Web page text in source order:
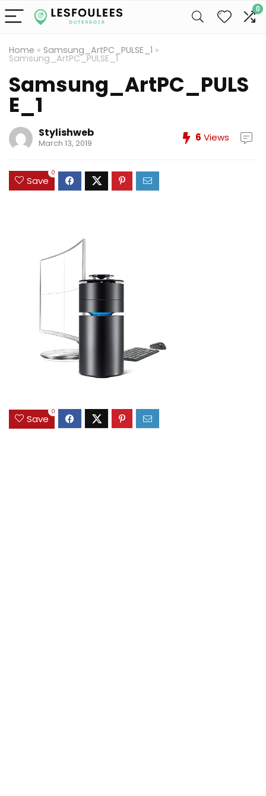
0
Home » Samsung_ArtPC_PULSE_1 »
Samsung_ArtPC_PULSE_1
Samsung_ArtPC_PULS
E_1
Stylishweb
March 13, 2019 6 Views
Save
0
Save
0